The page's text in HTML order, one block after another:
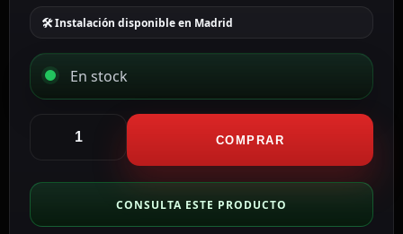
🛠 Instalación disponible en Madrid
En stock
Cargador
3
1
COMPRAR
CONSULTA ESTE PRODUCTO